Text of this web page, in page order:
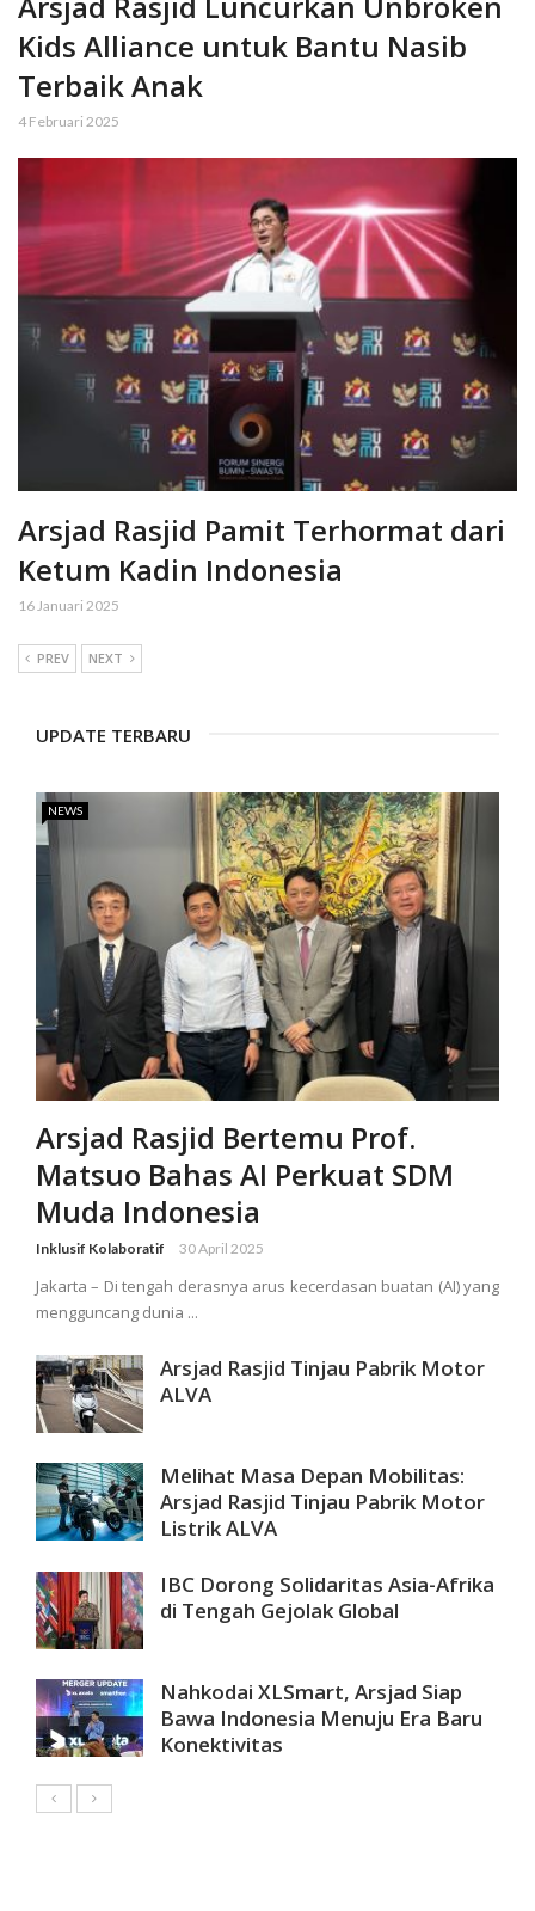
Kids Alliance untuk Bantu Nasib
Terbaik Anak
4 Februari 2025
Arsjad Rasjid Pamit Terhormat dari
Ketum Kadin Indonesia
16 Januari 2025
PREV NEXT
UPDATE TERBARU
NEWS
Arsjad Rasjid Bertemu Prof.
Matsuo Bahas AI Perkuat SDM
Muda Indonesia
Inklusif Kolaboratif 30 April 2025
Jakarta – Di tengah derasnya arus kecerdasan buatan (AI) yang
mengguncang dunia ...
Arsjad Rasjid Tinjau Pabrik Motor
ALVA
Melihat Masa Depan Mobilitas:
Arsjad Rasjid Tinjau Pabrik Motor
Listrik ALVA
IBC Dorong Solidaritas Asia-Afrika
di Tengah Gejolak Global
Nahkodai XLSmart, Arsjad Siap
Bawa Indonesia Menuju Era Baru
Konektivitas